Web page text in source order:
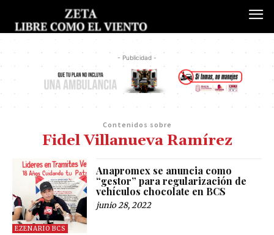
- Publicidad -
Contenidos sobre
Fidel Villanueva Ramírez
EZENARIO BCS
Anapromex se anuncia como
“gestor” para regularización de
vehículos chocolate en BCS
junio 28, 2022